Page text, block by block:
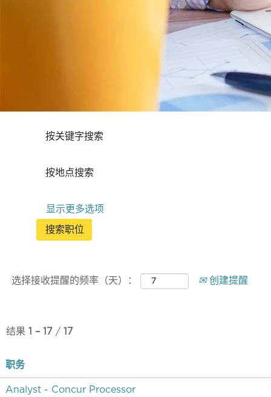
按关键字搜索
按地点搜索
显示更多选项
选择接收提醒的频率（天）： 创建提醒
结果 1 – 17 / 17
职务
Analyst - Concur Processor